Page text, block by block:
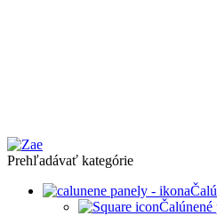
Prehľadávať kategórie
Čalúnené